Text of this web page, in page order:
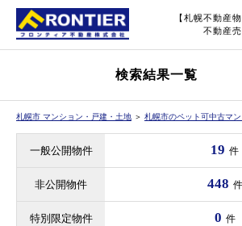
【札幌不動産
不動産
検索結果一覧
札幌市 マンション・戸建・土地 ＞ 札幌市のペット可中古マ
一般公開物件 19 件
非公開物件 448 件
特別限定物件 0 件